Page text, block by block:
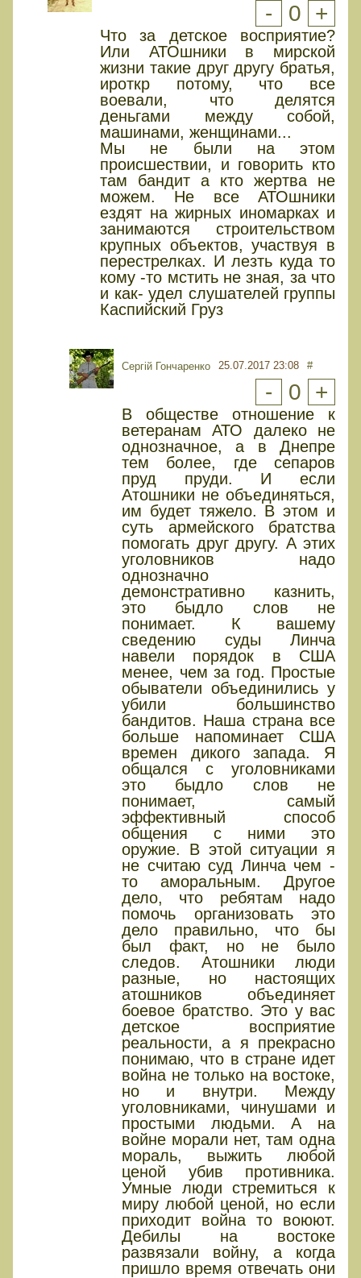
- 0 +
Что за детское восприятие?
Или АТОшники в мирской
жизни такие друг другу братья,
ироткр потому, что все
воевали, что делятся
деньгами между собой,
машинами, женщинами...
Мы не были на этом
происшествии, и говорить кто
там бандит а кто жертва не
можем. Не все АТОшники
ездят на жирных иномарках и
занимаются строительством
крупных объектов, участвуя в
перестрелках. И лезть куда то
кому -то мстить не зная, за что
и как- удел слушателей группы
Каспийский Груз
Сергій Гончаренко 25.07.2017 23:08 #
- 0 +
В обществе отношение к
ветеранам АТО далеко не
однозначное, а в Днепре
тем более, где сепаров
пруд пруди. И если
Атошники не объединяться,
им будет тяжело. В этом и
суть армейского братства
помогать друг другу. А этих
уголовников надо
однозначно
демонстративно казнить,
это быдло слов не
понимает. К вашему
сведению суды Линча
навели порядок в США
менее, чем за год. Простые
обыватели объединились у
убили большинство
бандитов. Наша страна все
больше напоминает США
времен дикого запада. Я
общался с уголовниками
это быдло слов не
понимает, самый
эффективный способ
общения с ними это
оружие. В этой ситуации я
не считаю суд Линча чем -
то аморальным. Другое
дело, что ребятам надо
помочь организовать это
дело правильно, что бы
был факт, но не было
следов. Атошники люди
разные, но настоящих
атошников объединяет
боевое братство. Это у вас
детское восприятие
реальности, а я прекрасно
понимаю, что в стране идет
война не только на востоке,
но и внутри. Между
уголовниками, чинушами и
простыми людьми. А на
войне морали нет, там одна
мораль, выжить любой
ценой убив противника.
Умные люди стремиться к
миру любой ценой, но если
приходит война то воюют.
Дебилы на востоке
развязали войну, а когда
пришло время отвечать они